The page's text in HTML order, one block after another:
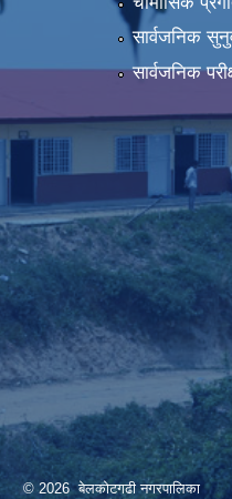
सार्वजनिक
सार्वजनिक
© 2026 बेलकोटगढी नगरपालिका